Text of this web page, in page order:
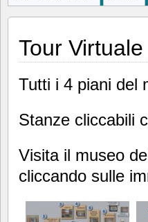
Tour Virtuale
Tutti i 4 piani del
Stanze cliccabili
Visita il museo
cliccando sulle